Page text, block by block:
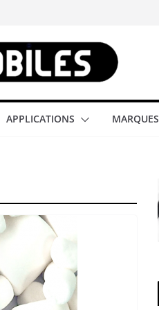
APPLICATIONS MARQUES